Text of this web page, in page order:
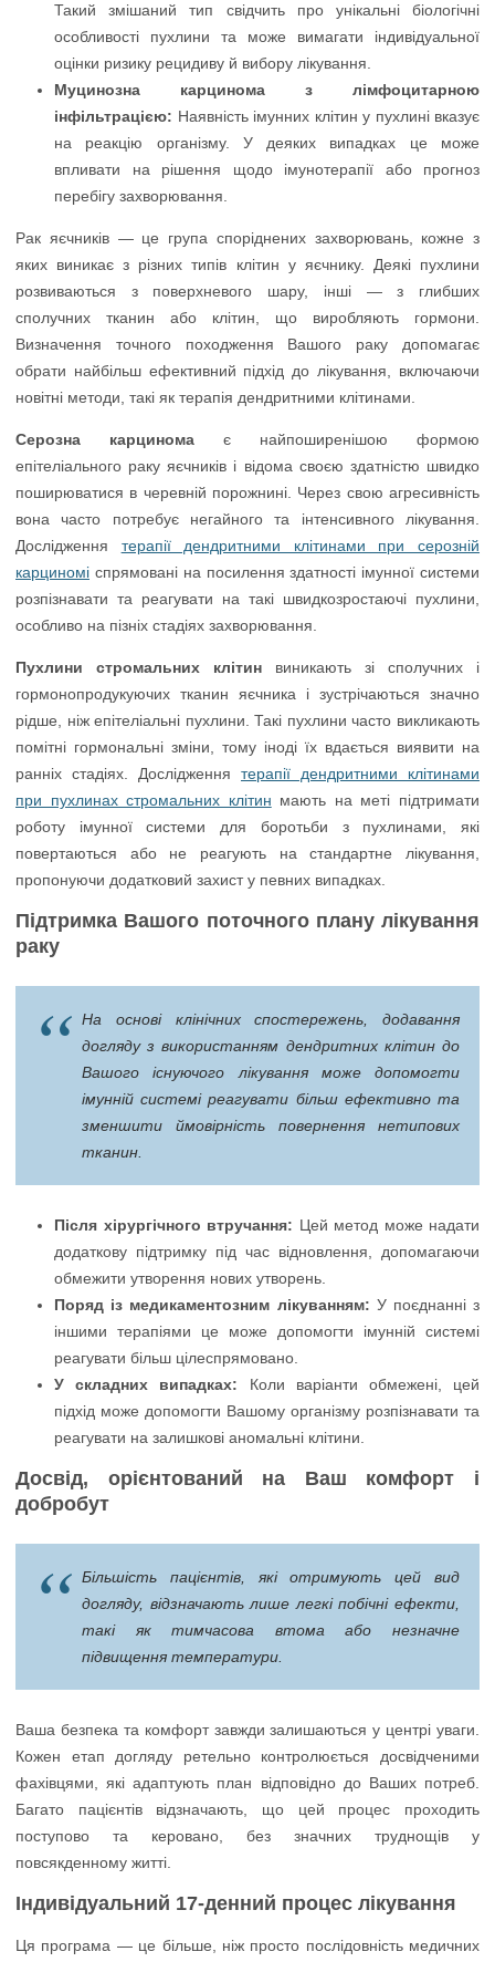
Такий змішаний тип свідчить про унікальні біологічні
особливості пухлини та може вимагати індивідуальної
оцінки ризику рецидиву й вибору лікування.
Муцинозна карцинома з лімфоцитарною
інфільтрацією: Наявність імунних клітин у пухлині вказує
на реакцію організму. У деяких випадках це може
впливати на рішення щодо імунотерапії або прогноз
перебігу захворювання.
Рак яєчників — це група споріднених захворювань, кожне з
яких виникає з різних типів клітин у яєчнику. Деякі пухлини
розвиваються з поверхневого шару, інші — з глибших
сполучних тканин або клітин, що виробляють гормони.
Визначення точного походження Вашого раку допомагає
обрати найбільш ефективний підхід до лікування, включаючи
новітні методи, такі як терапія дендритними клітинами.
Серозна карцинома є найпоширенішою формою
епітеліального раку яєчників і відома своєю здатністю швидко
поширюватися в черевній порожнині. Через свою агресивність
вона часто потребує негайного та інтенсивного лікування.
Дослідження терапії дендритними клітинами при серозній
карциномі спрямовані на посилення здатності імунної системи
розпізнавати та реагувати на такі швидкозростаючі пухлини,
особливо на пізніх стадіях захворювання.
Пухлини стромальних клітин виникають зі сполучних і
гормонопродукуючих тканин яєчника і зустрічаються значно
рідше, ніж епітеліальні пухлини. Такі пухлини часто викликають
помітні гормональні зміни, тому іноді їх вдається виявити на
ранніх стадіях. Дослідження терапії дендритними клітинами
при пухлинах стромальних клітин мають на меті підтримати
роботу імунної системи для боротьби з пухлинами, які
повертаються або не реагують на стандартне лікування,
пропонуючи додатковий захист у певних випадках.
Підтримка Вашого поточного плану лікування
раку
На основі клінічних спостережень, додавання
догляду з використанням дендритних клітин до
Вашого існуючого лікування може допомогти
імунній системі реагувати більш ефективно та
зменшити ймовірність повернення нетипових
тканин.
Після хірургічного втручання: Цей метод може надати
додаткову підтримку під час відновлення, допомагаючи
обмежити утворення нових утворень.
Поряд із медикаментозним лікуванням: У поєднанні з
іншими терапіями це може допомогти імунній системі
реагувати більш цілеспрямовано.
У складних випадках: Коли варіанти обмежені, цей
підхід може допомогти Вашому організму розпізнавати та
реагувати на залишкові аномальні клітини.
Досвід, орієнтований на Ваш комфорт і
добробут
Більшість пацієнтів, які отримують цей вид
догляду, відзначають лише легкі побічні ефекти,
такі як тимчасова втома або незначне
підвищення температури.
Ваша безпека та комфорт завжди залишаються у центрі уваги.
Кожен етап догляду ретельно контролюється досвідченими
фахівцями, які адаптують план відповідно до Ваших потреб.
Багато пацієнтів відзначають, що цей процес проходить
поступово та керовано, без значних труднощів у
повсякденному житті.
Індивідуальний 17-денний процес лікування
Ця програма — це більше, ніж просто послідовність медичних